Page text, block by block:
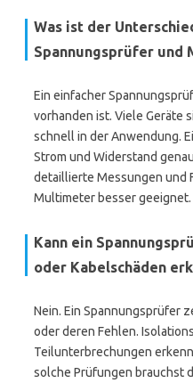
Was ist der
Spannungsprüfer und
Ein einfacher
vorhanden ist. Viele Geräte
schnell in der Anwendung.
Strom und Widerstand
detaillierte Messungen und
Multimeter besser geeignet.
Kann ein
oder Kabelschäden
Nein. Ein Spannungsprüfer
oder deren Fehlen.
Teilunterbrechungen
solche Prüfungen brauchst